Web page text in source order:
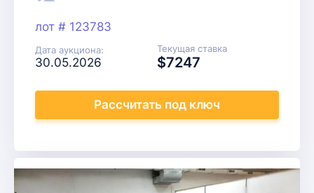
лот # 123783
Дата аукциона:
30.05.2026
Текущая ставка
$7247
Рассчитать под ключ